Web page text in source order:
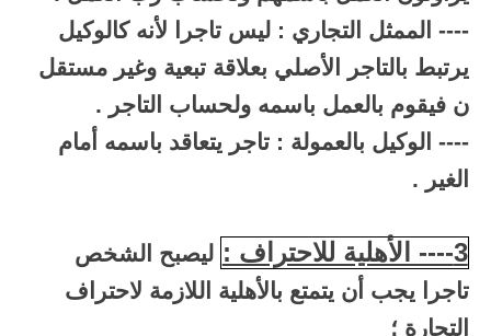
---- الممثل التجاري : ليس تاجرا لأنه كالوكيل
يرتبط بالتاجر الأصلي بعلاقة تبعية وغير مستقل
ن فيقوم بالعمل باسمه ولحساب التاجر .
---- الوكيل بالعمولة : تاجر يتعاقد باسمه أمام
الغير .
3---- الأهلية للاحتراف :
ليصبح الشخص
تاجرا يجب أن يتمتع بالأهلية اللازمة لاحتراف
التجارة ؛